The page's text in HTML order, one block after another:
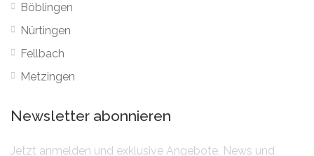
Böblingen
Nürtingen
Fellbach
Metzingen
Newsletter abonnieren
Jetzt anmelden und exklusive Angebote, News und